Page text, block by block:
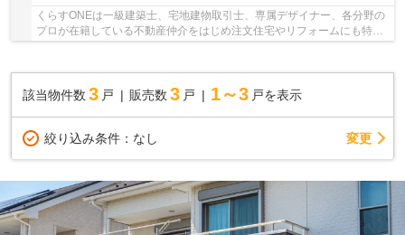
くらすONEは一級建築士、宅地建物取引士、専属デザイナー、各分野の
プロが在籍している不動産仲介をはじめ注文住宅やリフォームにも特化
しているお店です♪住まいに関する事は何でも気...
該当物件数 3 戸 販売数 3 戸 1～3 戸を表示
絞り込み条件： なし 変更